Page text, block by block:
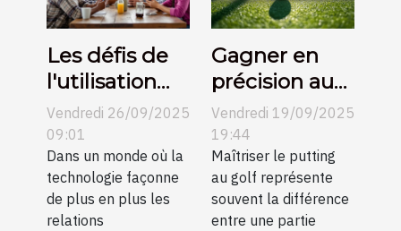
Les défis de
l'utilisation
des
plateformes
de rencontre
en petites
communes
Vendredi 26/09/2025
09:01
Dans un monde où la
technologie façonne
de plus en plus les
relations
Gagner en
précision au
putting grâce
aux conseils
vidéo
Vendredi 19/09/2025
19:44
Maîtriser le putting
au golf représente
souvent la différence
entre une partie